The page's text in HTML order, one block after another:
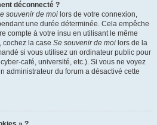
déconnecté ?
souvenir de moi lors de votre connexion,
une durée déterminée. Cela empêche
compte à votre insu en utilisant le même
cochez la case Se souvenir de moi lors de la
si vous utilisez un ordinateur public pour
café, université, etc.). Si vous ne voyez
administrateur du forum a désactivé cette